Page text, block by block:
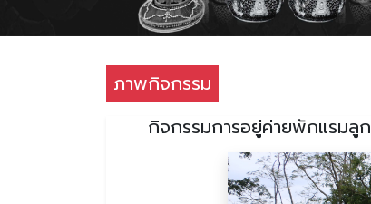
ภาพกิจกรรม
กิจกรรมการอยู่ค่ายพักแรมลู